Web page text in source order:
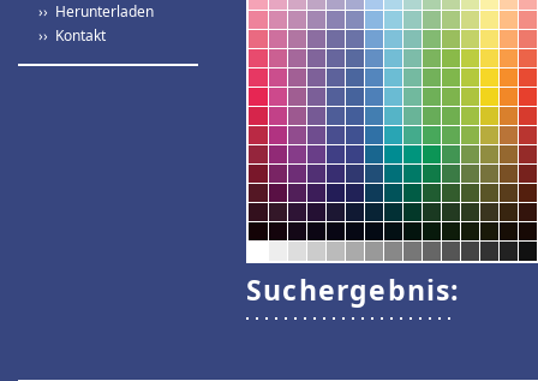
›› Herunterladen
›› Kontakt
Suchergebnis: